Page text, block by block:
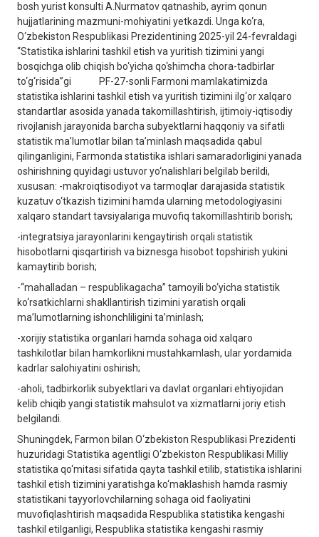
bosh yurist konsulti A.Nurmatov qatnashib, ayrim qonun
hujjatlarining mazmuni-mohiyatini yetkazdi. Unga ko‘ra,
O‘zbekiston Respublikasi Prezidentining 2025-yil 24-fevraldagi
“Statistika ishlarini tashkil etish va yuritish tizimini yangi
bosqichga olib chiqish bo‘yicha qo‘shimcha chora-tadbirlar
to‘g‘risida”gi PF-27-sonli Farmoni mamlakatimizda
statistika ishlarini tashkil etish va yuritish tizimini ilg‘or xalqaro
standartlar asosida yanada takomillashtirish, ijtimoiy-iqtisodiy
rivojlanish jarayonida barcha subyektlarni haqqoniy va sifatli
statistik ma’lumotlar bilan ta’minlash maqsadida qabul
qilinganligini, Farmonda statistika ishlari samaradorligini yanada
oshirishning quyidagi ustuvor yo‘nalishlari belgilab berildi,
xususan: -makroiqtisodiyot va tarmoqlar darajasida statistik
kuzatuv o‘tkazish tizimini hamda ularning metodologiyasini
xalqaro standart tavsiyalariga muvofiq takomillashtirib borish;
-integratsiya jarayonlarini kengaytirish orqali statistik
hisobotlarni qisqartirish va biznesga hisobot topshirish yukini
kamaytirib borish;
-“mahalladan – respublikagacha” tamoyili bo‘yicha statistik
ko‘rsatkichlarni shakllantirish tizimini yaratish orqali
ma’lumotlarning ishonchliligini ta’minlash;
-xorijiy statistika organlari hamda sohaga oid xalqaro
tashkilotlar bilan hamkorlikni mustahkamlash, ular yordamida
kadrlar salohiyatini oshirish;
-aholi, tadbirkorlik subyektlari va davlat organlari ehtiyojidan
kelib chiqib yangi statistik mahsulot va xizmatlarni joriy etish
belgilandi.
Shuningdek, Farmon bilan O‘zbekiston Respublikasi Prezidenti
huzuridagi Statistika agentligi O‘zbekiston Respublikasi Milliy
statistika qo‘mitasi sifatida qayta tashkil etilib, statistika ishlarini
tashkil etish tizimini yaratishga ko‘maklashish hamda rasmiy
statistikani tayyorlovchilarning sohaga oid faoliyatini
muvofiqlashtirish maqsadida Respublika statistika kengashi
tashkil etilganligi, Respublika statistika kengashi rasmiy